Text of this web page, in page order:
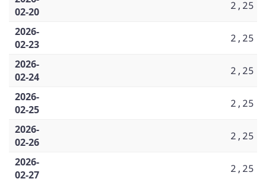
02-20
2,25
2026-
02-23
2,25
2026-
02-24
2,25
2026-
02-25
2,25
2026-
02-26
2,25
2026-
02-27
2,25